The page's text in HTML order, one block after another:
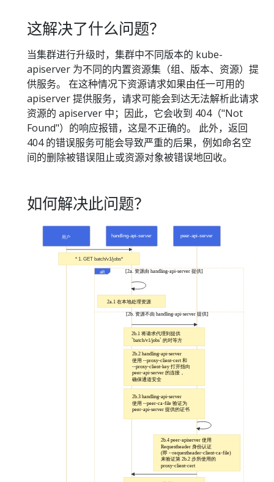
这解决了什么问题？
当集群进行升级时，集群中不同版本的 kube-
apiserver 为不同的内置资源集（组、版本、资源）提
供服务。 在这种情况下资源请求如果由任一可用的
apiserver 提供服务，请求可能会到达无法解析此请求
资源的 apiserver 中；因此，它会收到 404（"Not
Found"）的响应报错，这是不正确的。 此外，返回
404 的错误服务可能会导致严重的后果，例如命名空
间的删除被错误阻止或资源对象被错误地回收。
如何解决此问题？